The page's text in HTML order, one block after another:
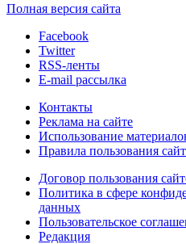
Полная версия сайта
Facebook
Twitter
RSS-ленты
E-mail рассылка
Контакты
Реклама на сайте
Использование
Правила пользования
Договор пользования
Политика в сфере
данных
Пользовательское
Редакция